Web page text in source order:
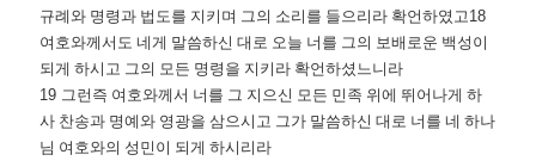
규례와 명령과 법도를 지키며 그의 소리를 들으리라 확언하였고18
여호와께서도 네게 말씀하신 대로 오늘 너를 그의 보배로운 백성이
되게 하시고 그의 모든 명령을 지키라 확언하셨느니라
19 그런즉 여호와께서 너를 그 지으신 모든 민족 위에 뛰어나게 하
사 찬송과 명예와 영광을 삼으시고 그가 말씀하신 대로 너를 네 하나
님 여호와의 성민이 되게 하시리라